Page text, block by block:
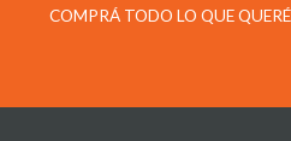
COMPRÁ TODO LO QUE